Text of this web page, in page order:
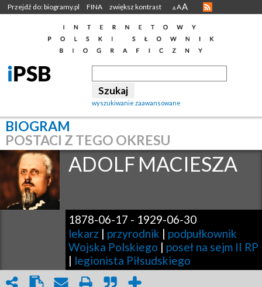
Przejdź do: biogramy.pl FINA zwiększ kontrast A AA
wyszukiwanie zaawansowane
BIOGRAM
POSTACI Z TEGO OKRESU
ADOLF MACIESZA
1878-06-17 - 1929-06-30
lekarz | przyrodnik | podpułkownik
Wojska Polskiego | poseł na sejm II RP
| legionista Piłsudskiego